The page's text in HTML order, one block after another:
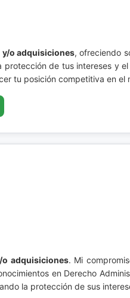
o adquisiciones, ofreciendo
de tus intereses y
tu posición competitiva en el
o adquisiciones. Mi
en Derecho
la protección de sus